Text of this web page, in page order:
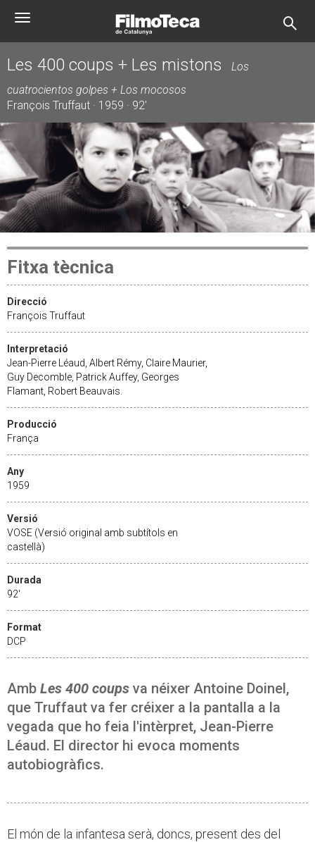
Toggle
Les 400 coups + Les mistons
Los
cuatrocientos golpes + Los mocosos
François Truffaut · 1959 · 92'
Fitxa tècnica
Direcció
François Truffaut
Interpretació
Jean-Pierre Léaud, Albert Rémy, Claire Maurier,
Guy Decomble, Patrick Auffey, Georges
Flamant, Robert Beauvais.
Producció
França
Any
1959
Versió
VOSE (Versió original amb subtítols en
castellà)
Durada
92'
Format
DCP
Amb Les 400 coups va néixer Antoine Doinel,
que Truffaut va fer créixer a la pantalla a la
vegada que ho feia l'intèrpret, Jean-Pierre
Léaud. El director hi evoca moments
autobiogràfics.
El món de la infantesa serà, doncs, present des del